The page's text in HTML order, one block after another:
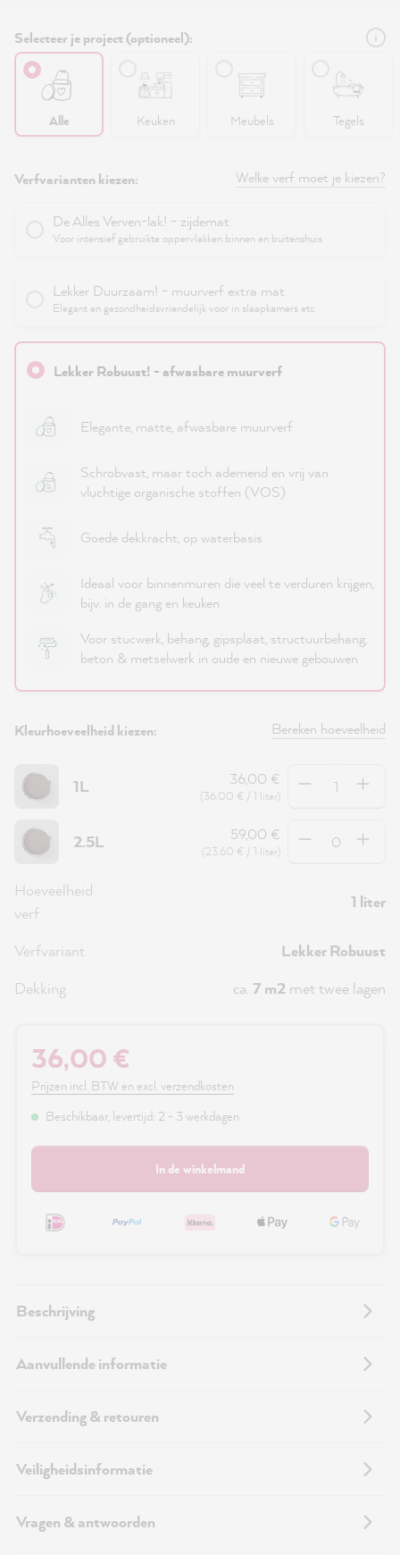
Selecteer je project (optioneel):
Alle Keuken Meubels Tegels
Verfvarianten kiezen: Welke verf moet je kiezen?
De Alles Verven-lak! - zijdemat
Voor intensief gebruikte oppervlakken binnen en buitenshuis
Lekker Duurzaam! - muurverf extra mat
Elegant en gezondheidsvriendelijk voor in slaapkamers etc.
Lekker Robuust! - afwasbare muurverf
Elegante, matte, afwasbare muurverf
Schrobvast, maar toch ademend en vrij van
vluchtige organische stoffen (VOS)
Goede dekkracht, op waterbasis
Ideaal voor binnenmuren die veel te verduren krijgen,
bijv. in de gang en keuken
Voor stucwerk, behang, gipsplaat, structuurbehang,
beton & metselwerk in oude en nieuwe gebouwen
Kleurhoeveelheid kiezen: Bereken hoeveelheid
1L 36,00 €
(36,00 € / 1 liter)
Hoeveelheid
2.5L 59,00 €
(23,60 € / 1 liter)
Hoeveelheid
Hoeveelheid
verf
1 liter
Verfvariant
Lekker Robuust
Dekking
ca. 7 m2 met twee lagen
36,00 €
Prijzen incl. BTW en excl. verzendkosten
Beschikbaar, levertijd: 2 - 3 werkdagen
In de winkelmand
Beschrijving
Aanvullende informatie
Verzending & retouren
Veiligheidsinformatie
Vragen & antwoorden